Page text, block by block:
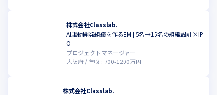
株式会社Classlab.⁠
AI駆動開発組織を作るEM | 5名→15名の組織設計×IP
O
プロジェクトマネージャー
大阪府
年収 : 700-1200万円
株式会社Classlab.⁠